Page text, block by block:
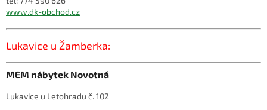
www.dk-obchod.cz
Lukavice u Žamberka:
MEM nábytek Novotná
Lukavice u Letohradu č. 102